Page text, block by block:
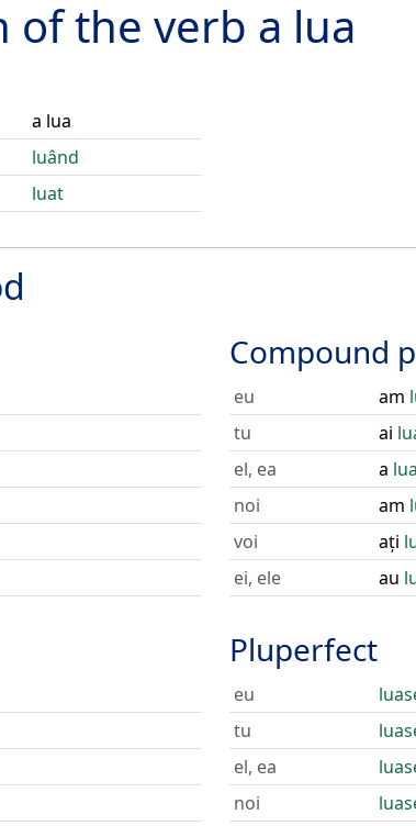
of the verb a lua
a lua
luând
luat
Compound
eu am
tu
ai
el, ea
a
noi
am
voi
ați
ei, ele
au
Pluperfect
eu
tu
el, ea
noi